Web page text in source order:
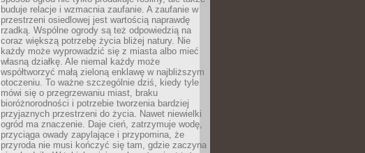
buduje relacje i wzmacnia zaufanie. A zaufanie w
przestrzeni osiedlowej jest wartością naprawdę
rzadką. Wspólne ogrody są też odpowiedzią na
coraz większą potrzebę życia bliżej natury. Nie
każdy może wyprowadzić się z miasta albo mieć
własną działkę. Ale niemal każdy może
współtworzyć małą zieloną enklawę w najbliższym
otoczeniu. To ważne szczególnie dziś, kiedy tyle
mówi się o przegrzewaniu miast, braku
bioróżnorodności i potrzebie tworzenia bardziej
przyjaznych przestrzeni do życia. Nawet niewielki
ogród ma znaczenie. Daje cień, zatrzymuje wodę,
przyciąga owady zapylające i przypomina, że
przyroda nie musi kończyć się tam, gdzie zaczyna